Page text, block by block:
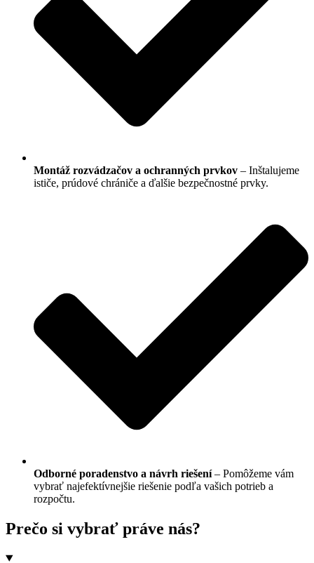
Montáž rozvádzačov a ochranných prvkov – Inštalujeme
ističe, prúdové chrániče a ďalšie bezpečnostné prvky.
Odborné poradenstvo a návrh riešení– Pomôžeme vám
vybrať najefektívnejšie riešenie podľa vašich potrieb a
rozpočtu.
Prečo si vybrať práve nás?